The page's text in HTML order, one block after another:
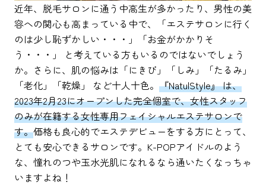
近年、脱毛サロンに通う中高生が多かったり、男性の美
容への関心も高まっている中で、「エステサロンに行く
のは少し恥ずかしい・・・」「お金がかかりそ
う・・・」 と考えている方もいるのではないでしょう
か。さらに、肌の悩みは「にきび」「しみ」「たるみ」
「老化」「乾燥」 など十人十色。 『NatulStyle』 は、
2023年2月23にオープンした完全個室で、女性スタッフ
のみが在籍する女性専用フェイシャルエステサロンで
す。価格も良心的でエステデビューをする方にとって、
とても安心できるサロンです。K-POPアイドルのよう
な、憧れのつや玉水光肌になれるなら通いたくなっちゃ
いますよね！